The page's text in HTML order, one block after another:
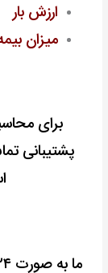
ارزش بار
میزان
برای
پشتیبانی